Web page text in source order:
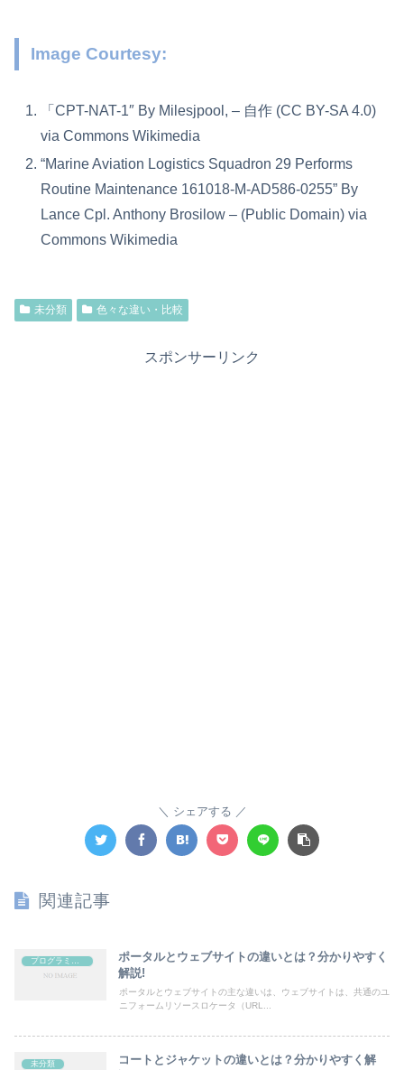
Image Courtesy:
「CPT-NAT-1″ By Milesjpool, – 自作 (CC BY-SA 4.0)
via Commons Wikimedia
“Marine Aviation Logistics Squadron 29 Performs
Routine Maintenance 161018-M-AD586-0255” By
Lance Cpl. Anthony Brosilow – (Public Domain) via
Commons Wikimedia
未分類 色々な違い・比較
スポンサーリンク
シェアする
関連記事
プログラミング
ポータルとウェブサイトの違いとは？分かりやすく
解説!
ポータルとウェブサイトの主な違いは、ウェブサイトは、共通のユ
ニフォームリソースロケータ（URL...
未分類
コートとジャケットの違いとは？分かりやすく解